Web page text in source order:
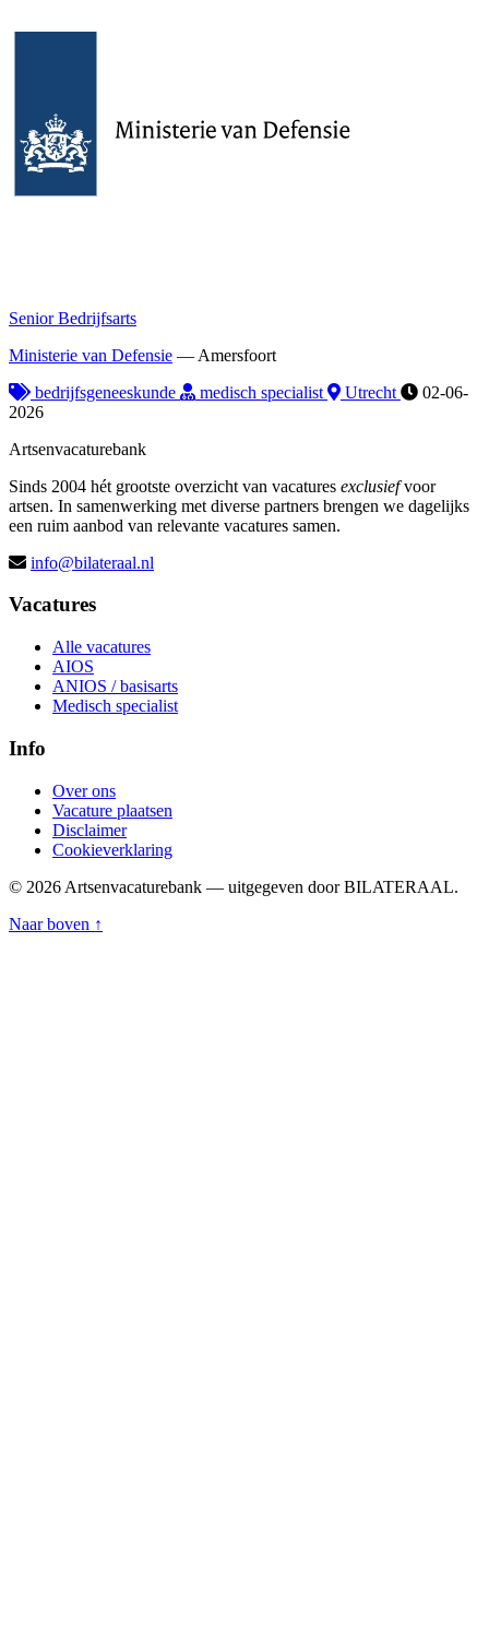
Senior Bedrijfsarts
Ministerie van Defensie — Amersfoort
bedrijfsgeneeskunde
medisch specialist Utrecht
02-06-
2026
Artsenvacaturebank
Sinds 2004 hét grootste overzicht van vacatures exclusiefvoor
artsen. In samenwerking met diverse partners brengen we dagelijks
een ruim aanbod van relevante vacatures samen.
info@bilateraal.nl
Vacatures
Alle vacatures
AIOS
ANIOS / basisarts
Medisch specialist
Info
Over ons
Vacature plaatsen
Disclaimer
Cookieverklaring
© 2026 Artsenvacaturebank — uitgegeven door BILATERAAL.
Naar boven ↑